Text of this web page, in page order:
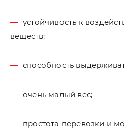
устойчивость к
веществ;
способность
очень малый вес;
простота перевозки и